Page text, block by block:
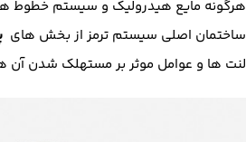
هرگونه مایع هیدرولیک و سیستم خطوط
ساختمان اصلی سیستم ترمز از بخش های
لنت ها و عوامل موثر بر مستهلک شدن آن